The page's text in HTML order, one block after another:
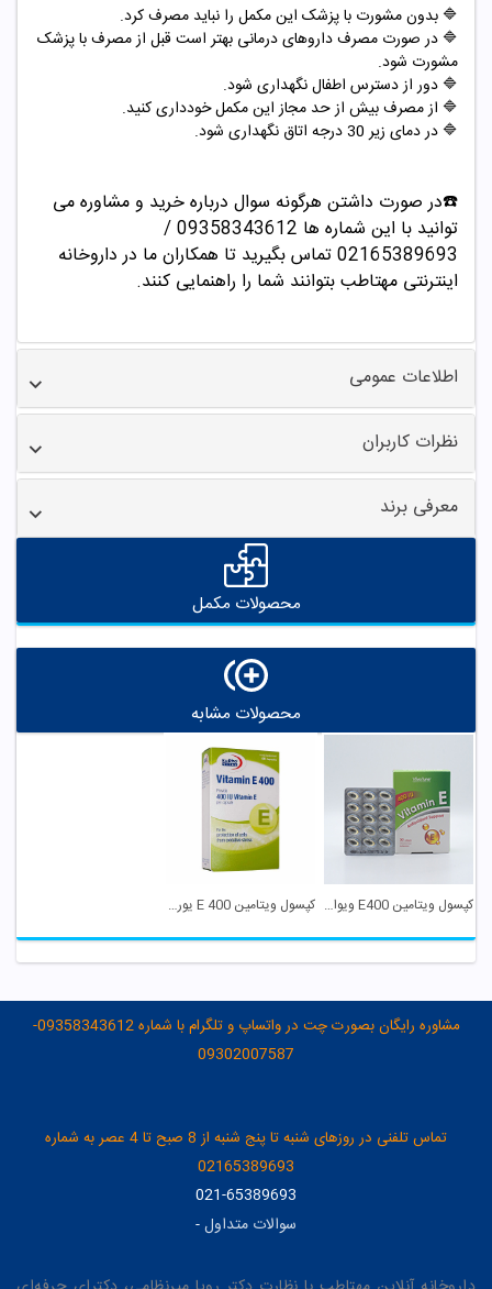
🔷 بدون مشورت با پزشک این مکمل را نباید مصرف کرد.
🔷 در صورت مصرف داروهای درمانی بهتر است قبل از مصرف با پزشک
مشورت شود.
🔷 دور از دسترس اطفال نگهداری شود.
🔷 از مصرف بیش از حد مجاز این مکمل خودداری کنید.
🔷 در دمای زیر 30 درجه اتاق نگهداری شود
.
☎️در صورت داشتن هرگونه سوال درباره خرید و مشاوره می
توانید با این شماره ها 09358343612 /
02165389693تماس بگیرید تا همکاران ما در داروخانه
اینترنتی مهتاطب بتوانند شما را راهنمایی کنند.
اطلاعات عمومی
نظرات کاربران
معرفی برند
محصولات مکمل
محصولات مشابه
کپسول ویتامین E400 ویواتیون کپسول ویتامین 400 E یوروویتال
مشاوره رایگان بصورت چت در واتساپ و تلگرام با شماره 09358343612-
09302007587
تماس تلفنی در روزهای شنبه تا پنج شنبه از 8 صبح تا 4 عصر به شماره
02165389693
021-65389693
سوالات متداول-